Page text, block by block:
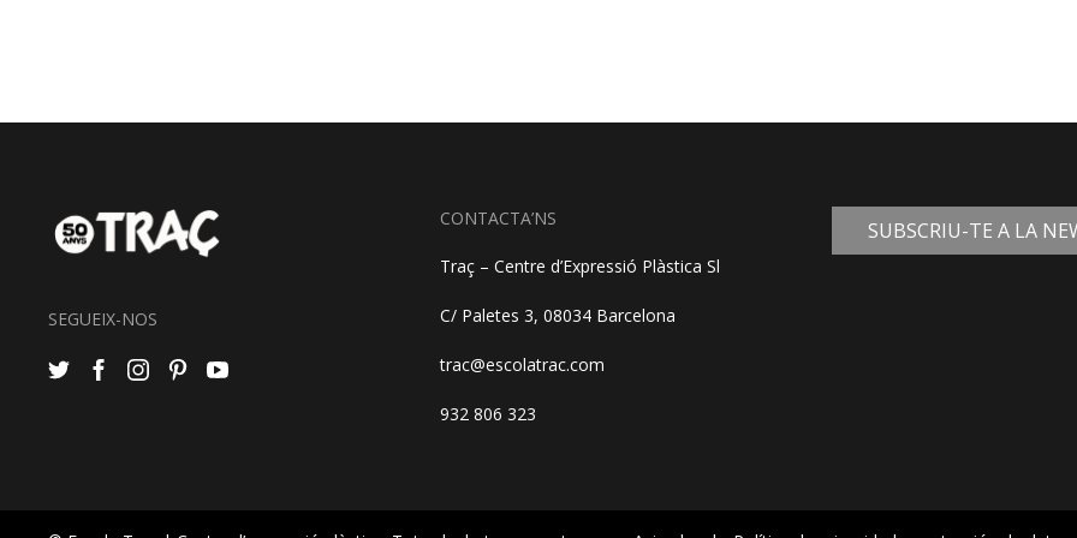
SEGUEIX-NOS
CONTACTA’NS
Traç – Centre d’Expressió Plàstica Sl
C/ Paletes 3, 08034 Barcelona
trac@escolatrac.com
932 806 323
SUBSCRIU-TE A LA